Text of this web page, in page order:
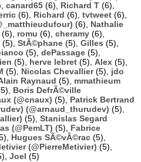
canard65 (6), Richard T (6),
(6), Richard (6), tvtweet (6),
(6), Nathalie
(6), romu (6), cheramy (6),
(5), StÃ©phane (5), Gilles (5),
(5), dePassage (5),
(5), herve lebret (5), Alex (5),
(5), Nicolas Chevallier(5), jdo
Raynaud (5), mmathieum
Boris DefrÃ©ville
(@cnaux) (5), Patrick Bertrand
(@arnaud_thurudev) (5),
(5), Stanislas Segard
(@PemLT) (5), Fabrice
Hugues SÃ©vÃ©rac (5),
(@PierreMetivier) (5),
Joel (5)